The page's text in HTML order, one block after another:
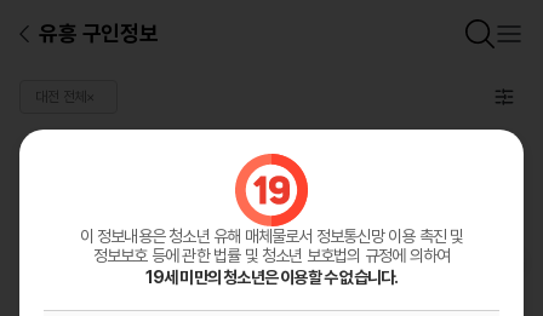
유흥 구인정보
대전 전체 ×
이 정보내용은 청소년 유해 매체물로서 정보통신망 이용 촉진 및
정보보호 등에 관한 법률 및 청소년 보호법의 규정에 의하여
19세 미만의 청소년은 이용할 수 없습니다.